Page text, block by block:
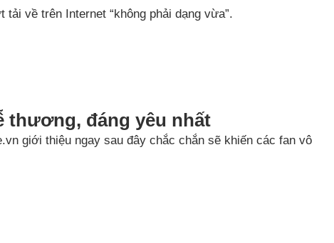
về trên Internet “không phải dạng vừa”.
thương, đáng yêu nhất
giới thiệu ngay sau đây chắc chắn sẽ khiến các fan vô